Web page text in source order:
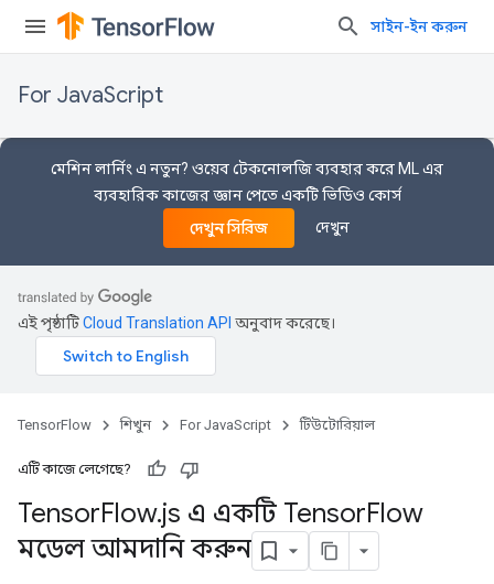
সাইন-ইন করুন
For JavaScript
মেশিন লার্নিং এ নতুন? ওয়েব টেকনোলজি ব্যবহার করে ML এর
ব্যবহারিক কাজের জ্ঞান পেতে একটি ভিডিও কোর্স
দেখুন সিরিজ দেখুন
এই পৃষ্ঠাটিCloud Translation API অনুবাদ করেছে।
TensorFlow শিখুন For JavaScript টিউটোরিয়াল
এটি কাজে লেগেছে?
TensorFlow.js এ একটি TensorFlow
মডেল আমদানি করুন